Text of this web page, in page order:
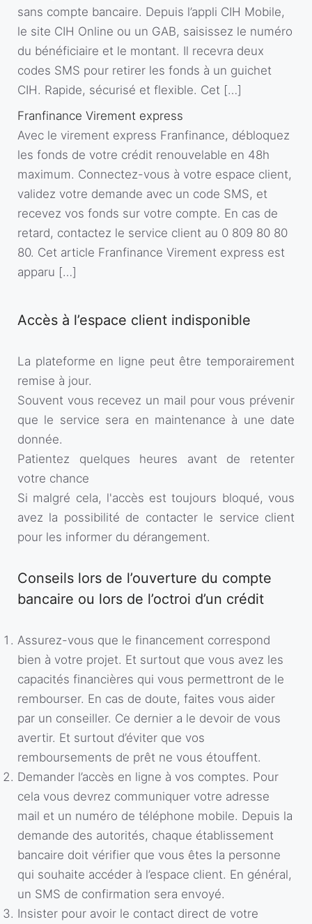
sans compte bancaire. Depuis l’appli CIH Mobile,
le site CIH Online ou un GAB, saisissez le numéro
du bénéficiaire et le montant. Il recevra deux
codes SMS pour retirer les fonds à un guichet
CIH. Rapide, sécurisé et flexible. Cet […]
Franfinance Virement express
Avec le virement express Franfinance, débloquez
les fonds de votre crédit renouvelable en 48h
maximum. Connectez-vous à votre espace client,
validez votre demande avec un code SMS, et
recevez vos fonds sur votre compte. En cas de
retard, contactez le service client au 0 809 80 80
80. Cet article Franfinance Virement express est
apparu […]
Accès à l’espace client indisponible
La plateforme en ligne peut être temporairement
remise à jour.
Souvent vous recevez un mail pour vous prévenir
que le service sera en maintenance à une date
donnée.
Patientez quelques heures avant de retenter
votre chance
Si malgré cela, l'accès est toujours bloqué, vous
avez la possibilité de contacter le service client
pour les informer du dérangement.
Conseils lors de l’ouverture du compte
bancaire ou lors de l’octroi d’un crédit
Assurez-vous que le financement correspond
bien à votre projet. Et surtout que vous avez les
capacités financières qui vous permettront de le
rembourser. En cas de doute, faites vous aider
par un conseiller. Ce dernier a le devoir de vous
avertir. Et surtout d’éviter que vos
remboursements de prêt ne vous étouffent.
Demander l’accès en ligne à vos comptes. Pour
cela vous devrez communiquer votre adresse
mail et un numéro de téléphone mobile. Depuis la
demande des autorités, chaque établissement
bancaire doit vérifier que vous êtes la personne
qui souhaite accéder à l’espace client. En général,
un SMS de confirmation sera envoyé.
Insister pour avoir le contact direct de votre